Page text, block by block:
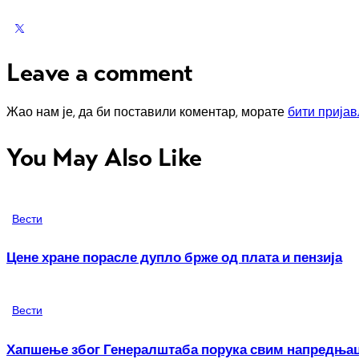
Leave a comment
Жао нам је, да би поставили коментар, морате бити
You May Also Like
Вести
Цене хране порасле дупло брже од плата и пензија
Вести
Хапшење због Генералштаба порука свим